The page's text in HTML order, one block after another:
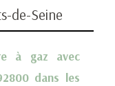
de-Seine
à gaz avec
dans les